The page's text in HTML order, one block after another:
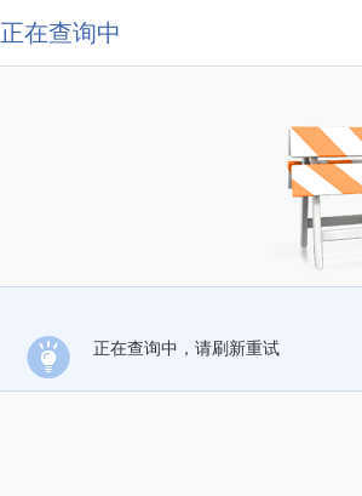
正在查询中
正在查询中，请刷新重试